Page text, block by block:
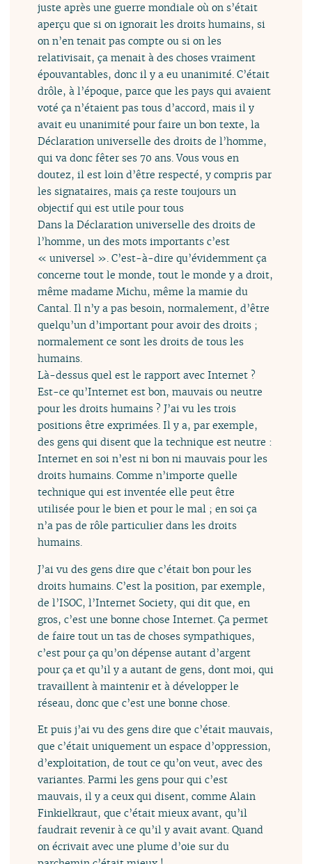
juste après une guerre mondiale où on s’était
aperçu que si on ignorait les droits humains, si
on n’en tenait pas compte ou si on les
relativisait, ça menait à des choses vraiment
épouvantables, donc il y a eu unanimité. C’était
drôle, à l’époque, parce que les pays qui avaient
voté ça n’étaient pas tous d’accord, mais il y
avait eu unanimité pour faire un bon texte, la
Déclaration universelle des droits de l’homme,
qui va donc fêter ses 70 ans. Vous vous en
doutez, il est loin d’être respecté, y compris par
les signataires, mais ça reste toujours un
objectif qui est utile pour tous
Dans la Déclaration universelle des droits de
l’homme, un des mots importants c’est
« universel ». C’est-à-dire qu’évidemment ça
concerne tout le monde, tout le monde y a droit,
même madame Michu, même la mamie du
Cantal. Il n’y a pas besoin, normalement, d’être
quelqu’un d’important pour avoir des droits ;
normalement ce sont les droits de tous les
humains.
Là-dessus quel est le rapport avec Internet ?
Est-ce qu’Internet est bon, mauvais ou neutre
pour les droits humains ? J’ai vu les trois
positions être exprimées. Il y a, par exemple,
des gens qui disent que la technique est neutre :
Internet en soi n’est ni bon ni mauvais pour les
droits humains. Comme n’importe quelle
technique qui est inventée elle peut être
utilisée pour le bien et pour le mal ; en soi ça
n’a pas de rôle particulier dans les droits
humains.
J’ai vu des gens dire que c’était bon pour les
droits humains. C’est la position, par exemple,
de l’ISOC, l’Internet Society, qui dit que, en
gros, c’est une bonne chose Internet. Ça permet
de faire tout un tas de choses sympathiques,
c’est pour ça qu’on dépense autant d’argent
pour ça et qu’il y a autant de gens, dont moi, qui
travaillent à maintenir et à développer le
réseau, donc que c’est une bonne chose.
Et puis j’ai vu des gens dire que c’était mauvais,
que c’était uniquement un espace d’oppression,
d’exploitation, de tout ce qu’on veut, avec des
variantes. Parmi les gens pour qui c’est
mauvais, il y a ceux qui disent, comme Alain
Finkielkraut, que c’était mieux avant, qu’il
faudrait revenir à ce qu’il y avait avant. Quand
on écrivait avec une plume d’oie sur du